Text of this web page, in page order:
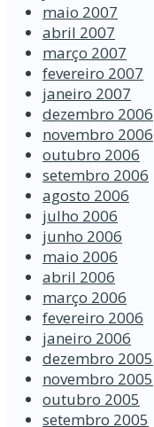
maio 2007
abril 2007
março 2007
fevereiro 2007
janeiro 2007
dezembro 2006
novembro 2006
outubro 2006
setembro 2006
agosto 2006
julho 2006
junho 2006
maio 2006
abril 2006
março 2006
fevereiro 2006
janeiro 2006
dezembro 2005
novembro 2005
outubro 2005
setembro 2005